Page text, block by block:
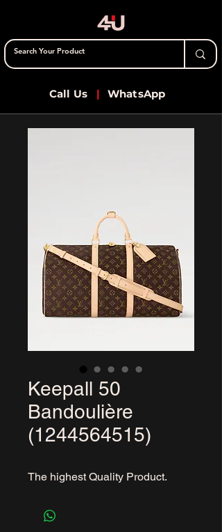
Call Us | WhatsApp
Keepall 50
Bandoulière
(1244564515)
The highest Quality Product.